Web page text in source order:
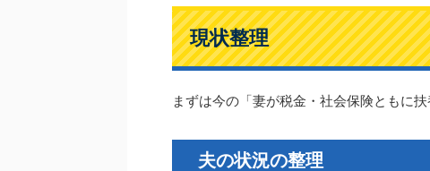
現状整理
まずは今の「妻が税金・社会保険ともに
夫の状況の整理